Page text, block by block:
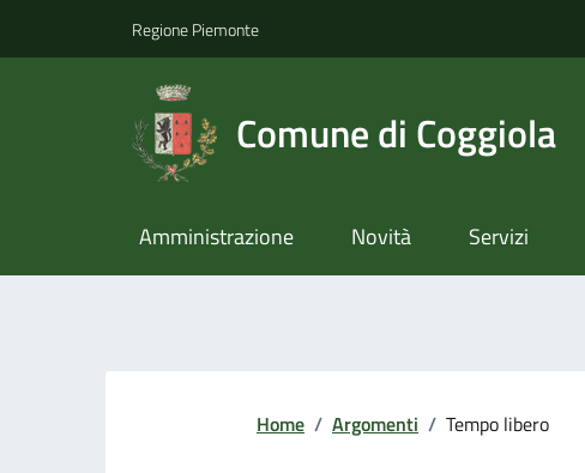
Regione Piemonte
Comune di Coggiola
Amministrazione Novità Servizi
Home / Argomenti / Tempo libero